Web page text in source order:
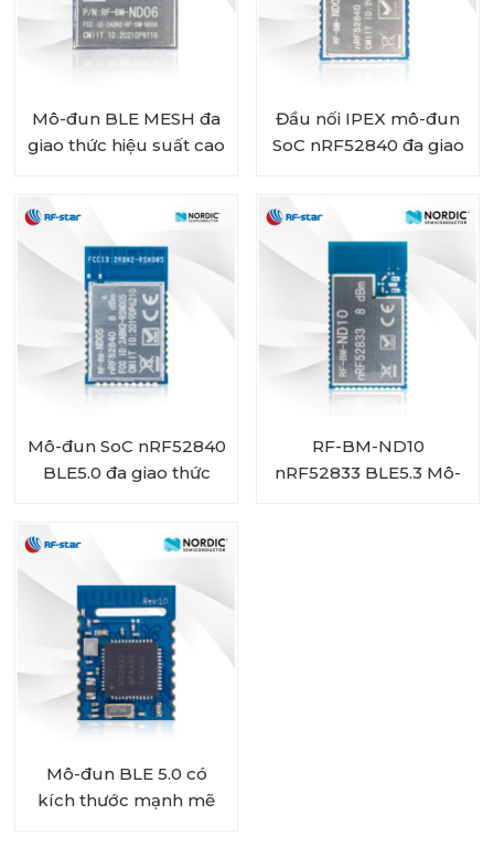
Mô-đun BLE MESH đa
giao thức hiệu suất cao
Đầu nối IPEX mô-đun
SoC nRF52840 đa giao
Mô-đun SoC nRF52840
BLE5.0 đa giao thức
RF-BM-ND10
nRF52833 BLE5.3 Mô-
Mô-đun BLE 5.0 có
kích thước mạnh mẽ